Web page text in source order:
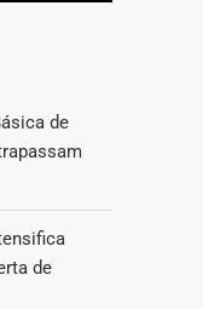
de
de